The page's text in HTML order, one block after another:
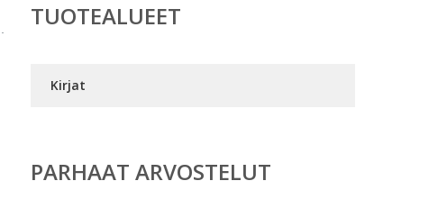
TUOTEALUEET
Kirjat
PARHAAT ARVOSTELUT